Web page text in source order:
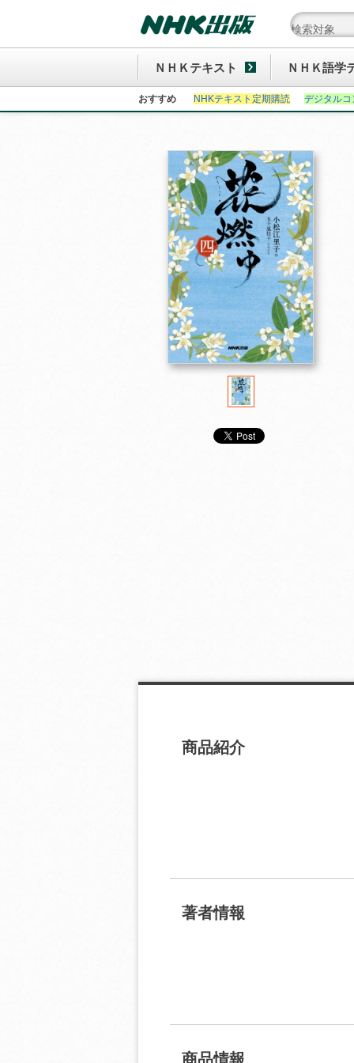
ＮＨＫテキスト ＮＨＫ語学
おすすめ NHKテキスト定期購読 デジタル
商品紹介
著者情報
商品情報